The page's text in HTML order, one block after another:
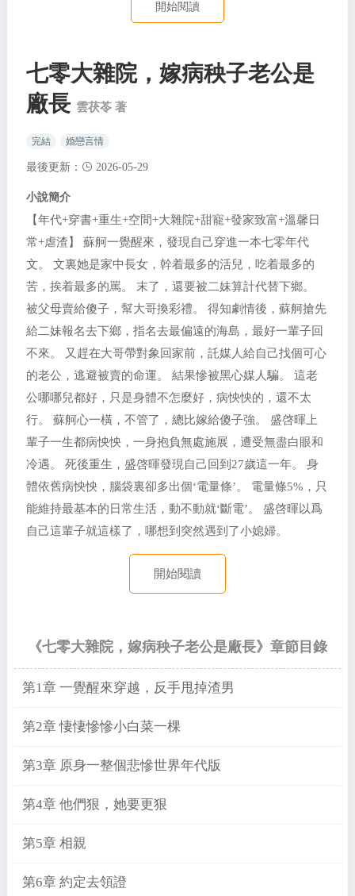
開始閱讀
七零大雜院，嫁病秧子老公是
廠長 雲茯苓 著
完結 婚戀言情
最後更新： 2026-05-29
小說簡介
【年代+穿書+重生+空間+大雜院+甜寵+發家致富+溫馨日
常+虐渣】 蘇舸一覺醒來，發現自己穿進一本七零年代
文。 文裏她是家中長女，幹着最多的活兒，吃着最多的
苦，挨着最多的罵。 末了，還要被二妹算計代替下鄉。
被父母賣給傻子，幫大哥換彩禮。 得知劇情後，蘇舸搶先
給二妹報名去下鄉，指名去最偏遠的海島，最好一輩子回
不來。 又趕在大哥帶對象回家前，託媒人給自己找個可心
的老公，逃避被賣的命運。 結果慘被黑心媒人騙。 這老
公哪哪兒都好，只是身體不怎麼好，病怏怏的，還不太
行。 蘇舸心一橫，不管了，總比嫁給傻子強。 盛啓暉上
輩子一生都病怏怏，一身抱負無處施展，遭受無盡白眼和
冷遇。 死後重生，盛啓暉發現自己回到27歲這一年。 身
體依舊病怏怏，腦袋裏卻多出個‘電量條’。 電量條5%，只
能維持最基本的日常生活，動不動就‘斷電’。 盛啓暉以爲
自己這輩子就這樣了，哪想到突然遇到了小媳婦。
開始閱讀
《七零大雜院，嫁病秧子老公是廠長》章節目錄
第1章 一覺醒來穿越，反手甩掉渣男
第2章 悽悽慘慘小白菜一棵
第3章 原身一整個悲慘世界年代版
第4章 他們狠，她要更狠
第5章 相親
第6章 約定去領證